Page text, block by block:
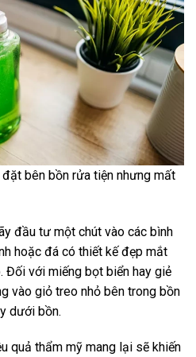
bên bồn rửa tiện nhưng mất
đầu tư một chút vào các bình
hoặc đá có thiết kế đẹp mắt
Đối với miếng bọt biển hay giẻ
vào giỏ treo nhỏ bên trong bồn
dưới bồn.
quả thẩm mỹ mang lại sẽ khiến